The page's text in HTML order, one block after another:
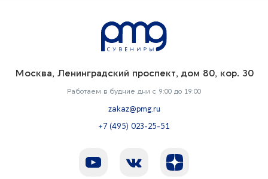
Москва, Ленинградский проспект, дом 80, кор. 30
Работаем в будние дни с 9:00 до 19:00
zakaz@pmg.ru
+7 (495) 023-25-51